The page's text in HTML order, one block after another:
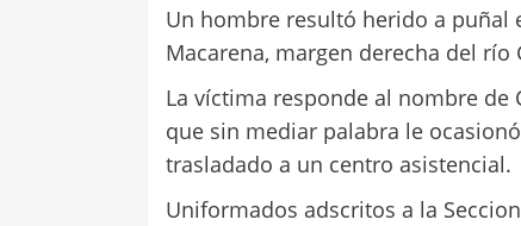
Un hombre resultó herido a puñal
Macarena, margen derecha del río
La víctima responde al nombre
que sin mediar palabra le
trasladado a un centro asistencial.
Uniformados adscritos a la